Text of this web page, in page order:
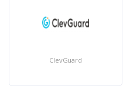
ClevGuard